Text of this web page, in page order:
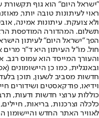
"ישראל היום" הוא גוף תקשורת
ראוי לעיתונות טובה יותר,
ולא צועקת. עיתונות אמינה,
הפך "ישראל היום" לעיתון
חול. מו"ל העיתון היא ד"ר
והעורך המייסד הוא עמוס
חדשות מסביב לשעון, תוכן
וידיאו, פודקאסטים ושידורים
כוללות ערוצי חדשות ודעות,
לאוויר האתר החדש